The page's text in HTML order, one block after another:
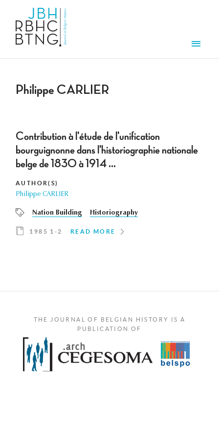
Philippe CARLIER
Contribution à l'étude de l'unification
bourguignonne dans l'historiographie nationale
belge de 1830 à 1914 ...
AUTHOR(S)
Philippe CARLIER
Nation Building Historiography
1985 1-2 READ MORE
THE JOURNAL OF BELGIAN HISTORY IS A
PUBLICATION OF